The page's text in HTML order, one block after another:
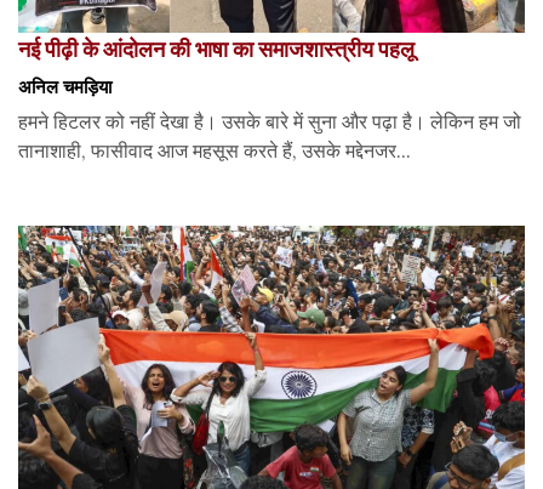
नई पीढ़ी के आंदोलन की भाषा का समाजशास्त्रीय पहलू
अनिल चमड़िया
हमने हिटलर को नहीं देखा है। उसके बारे में सुना और पढ़ा है। लेकिन हम जो
तानाशाही, फासीवाद आज महसूस करते हैं, उसके मद्देनजर...